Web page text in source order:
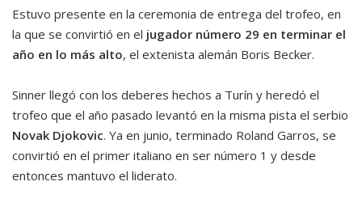
Estuvo presente en la ceremonia de entrega del trofeo, en
la que se convirtió en el jugador número 29 en terminar el
año en lo más alto, el extenista alemán Boris Becker.
Sinner llegó con los deberes hechos a Turín y heredó el
trofeo que el año pasado levantó en la misma pista el serbio
Novak Djokovic. Ya en junio, terminado Roland Garros, se
convirtió en el primer italiano en ser número 1 y desde
entonces mantuvo el liderato.